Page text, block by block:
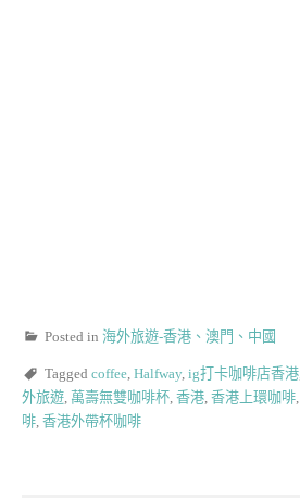
Posted in 海外旅遊-香港、澳門、中國
Tagged coffee, Halfway, ig打卡咖啡店香港
外旅遊, 萬壽無雙咖啡杯, 香港, 香港上環咖啡,
啡, 香港外帶杯咖啡